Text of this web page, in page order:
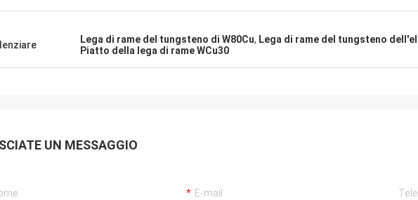
Lega di rame del tungsteno di W80Cu, Lega di rame del tungsteno
Piatto della lega di rame WCu30
UN MESSAGGIO